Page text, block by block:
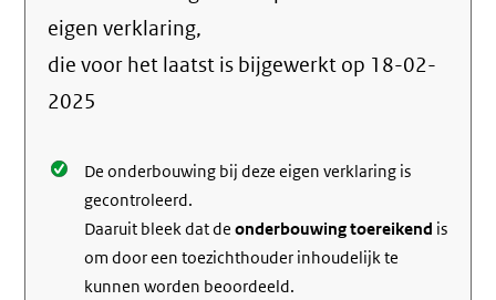
over
eigen verklaring,
die voor het laatst is bijgewerkt op 18-02-
2025
De onderbouwing bij deze eigen verklaring is
gecontroleerd.
Daaruit bleek dat deonderbouwing toereikend is
om door een toezichthouder inhoudelijk te
kunnen worden beoordeeld.